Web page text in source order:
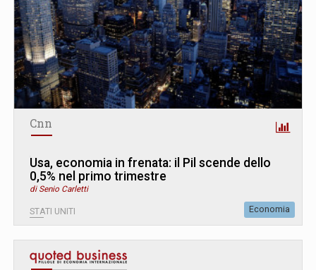
Cnn
Usa, economia in frenata: il Pil scende dello
0,5% nel primo trimestre
di Senio Carletti
STATI UNITI Economia